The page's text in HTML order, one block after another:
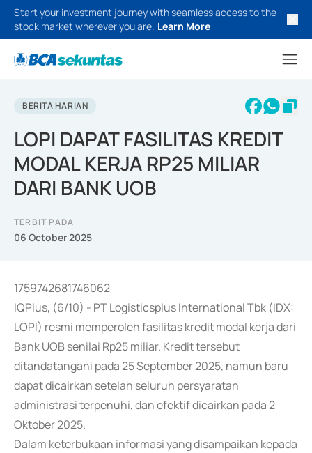
Start your investment journey with seamless access to the
stock market wherever you are. Learn More
BERITA HARIAN
LOPI DAPAT FASILITAS KREDIT
MODAL KERJA RP25 MILIAR
DARI BANK UOB
TERBIT PADA
06 October 2025
1759742681746062
IQPlus, (6/10) - PT Logisticsplus International Tbk (IDX:
LOPI) resmi memperoleh fasilitas kredit modal kerja dari
Bank UOB senilai Rp25 miliar. Kredit tersebut
ditandatangani pada 25 September 2025, namun baru
dapat dicairkan setelah seluruh persyaratan
administrasi terpenuhi, dan efektif dicairkan pada 2
Oktober 2025.
Dalam keterbukaan informasi yang disampaikan kepada